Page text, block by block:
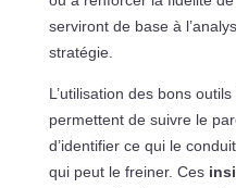
serviront de base à
stratégie.
L’utilisation des bons
permettent de suivre le
d’identifier ce qui le
qui peut le freiner. Ces